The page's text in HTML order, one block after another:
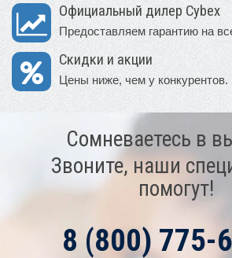
Официальный дилер Cybex
Предоставляем гарантию на
Скидки и акции
Цены ниже, чем у конкурентов.
Сомневаетесь в
Звоните, наши
помогут!
8 (800) 775-